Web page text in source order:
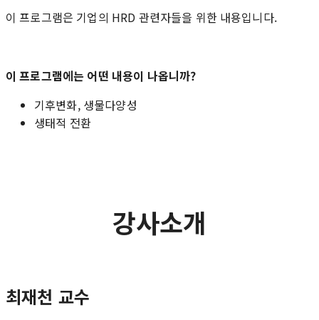
이 프로그램은 기업의 HRD 관련자들을 위한 내용입니다.
이 프로그램에는 어떤 내용이 나옵니까?
기후변화, 생물다양성
생태적 전환
강사소개
최재천 교수